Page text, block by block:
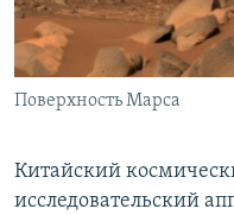
ПОБЕДИТЕЛЕЙ НЕ СУДЯТ?
КРЫМ.НЕПОКОРЕННЫЙ
ELIFBE
ПРИСОЕДИНЯЙТЕСЬ!
Все сайты RFE/RL
Поверхность Марса
Китайский
исследовательский